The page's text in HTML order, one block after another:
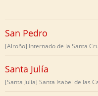
San Pedro
[Alroño] Internado de la Santa
Santa Julía
[Santa Julía] Santa Isabel de las